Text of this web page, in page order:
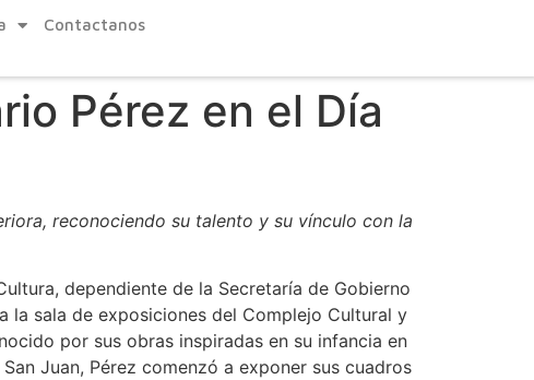
Contactanos
Pérez en el Día
reconociendo su talento y su vínculo con la
dependiente de la Secretaría de Gobierno
la sala de exposiciones del Complejo Cultural y
por sus obras inspiradas en su infancia en
Juan, Pérez comenzó a exponer sus cuadros